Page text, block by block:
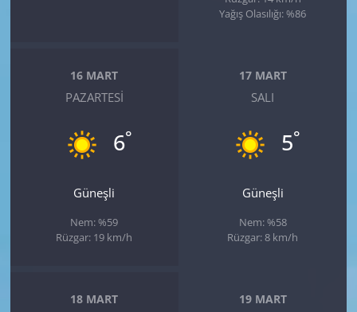
Yağış Olasılığı: %86
16 MART
PAZARTESI
6°
Güneşli
Nem: %59
Rüzgar: 19 km/h
17 MART
SALI
5°
Güneşli
Nem: %58
Rüzgar: 8 km/h
18 MART 19 MART